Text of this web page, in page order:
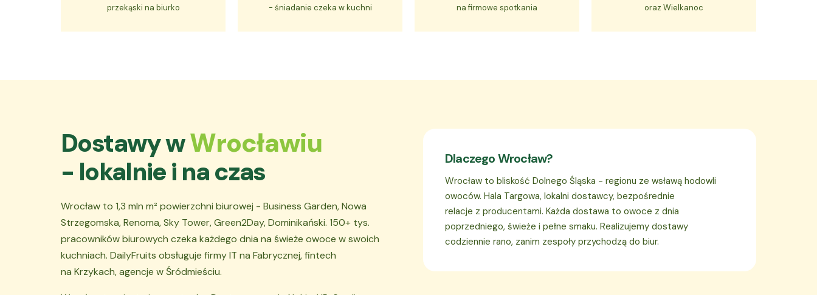
przekąski na biurko
- śniadanie czeka w kuchni
na firmowe spotkania
oraz Wielkanoc
Dostawy wWrocławiu
- lokalnie i na czas
Wrocław to 1,3 mln m² powierzchni biurowej - Business Garden, Nowa
Strzegomska, Renoma, Sky Tower, Green2Day, Dominikański. 150+ tys.
pracowników biurowych czeka każdego dnia na świeże owoce w swoich
kuchniach. DailyFruits obsługuje firmy IT na Fabrycznej, fintech
na Krzykach, agencje w Śródmieściu.
Dlaczego Wrocław?
Wrocław to bliskość Dolnego Śląska - regionu ze wsławą hodowli
owoców. Hala Targowa, lokalni dostawcy, bezpośrednie
relacje z producentami. Każda dostawa to owoce z dnia
poprzedniego, świeże i pełne smaku. Realizujemy dostawy
codziennie rano, zanim zespoły przychodzą do biur.